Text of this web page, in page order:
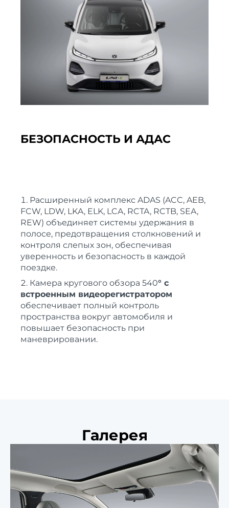
БЕЗОПАСНОСТЬ И АДАС
Расширенный комплекс ADAS (ACC, AEB,
FCW, LDW, LKA, ELK, LCA, RCTA, RCTB, SEA,
REW) объединяет системы удержания в
полосе, предотвращения столкновений и
контроля слепых зон, обеспечивая
уверенность и безопасность в каждой
поездке.
Камера кругового обзора 540° с
встроенным видеорегистратором
обеспечивает полный контроль
пространства вокруг автомобиля и
повышает безопасность при
маневрировании.
Галерея